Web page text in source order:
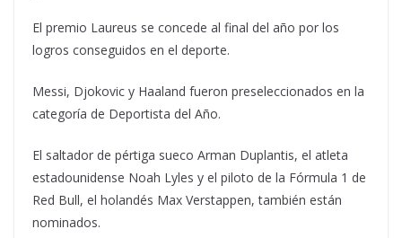
El premio Laureus se concede al final del año por los
logros conseguidos en el deporte.
Messi, Djokovic y Haaland fueron preseleccionados en la
categoría de Deportista del Año.
El saltador de pértiga sueco Arman Duplantis, el atleta
estadounidense Noah Lyles y el piloto de la Fórmula 1 de
Red Bull, el holandés Max Verstappen, también están
nominados.